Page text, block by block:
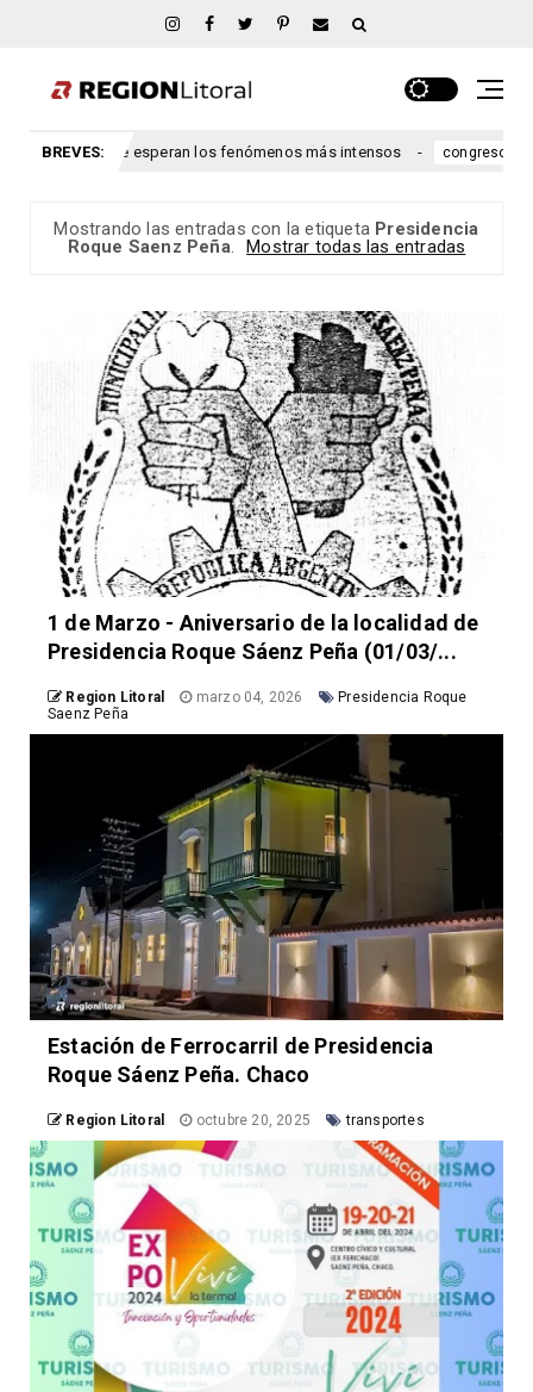
BREVES:
se esperan los fenómenos más intensos congreso Ley
Mostrando las entradas con la etiqueta Presidencia
Roque Saenz Peña. Mostrar todas las entradas
1 de Marzo - Aniversario de la localidad de
Presidencia Roque Sáenz Peña (01/03/...
Region Litoral marzo 04, 2026
Presidencia Roque
Saenz Peña
Estación de Ferrocarril de Presidencia
Roque Sáenz Peña. Chaco
Region Litoral octubre 20, 2025 transportes